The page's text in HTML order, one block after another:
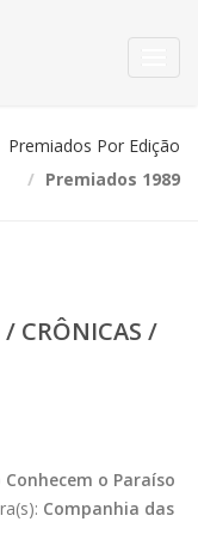
Premiados Por Edição
Premiados 1989
CRÔNICAS /
o Paraíso
Companhia das